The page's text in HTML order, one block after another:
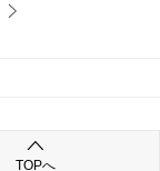
TOPへ